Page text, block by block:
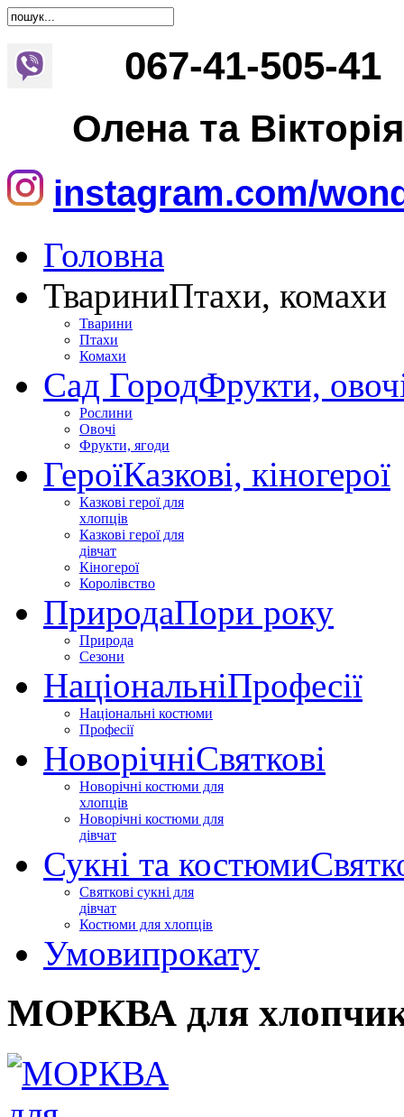
067-41-505-41
Олена та Вікторія
instagram.com/
Головна
ТвариниПтахи, комахи
Тварини
Птахи
Комахи
Сад ГородФрукти,
Рослини
Овочі
Фрукти, ягоди
ГероїКазкові, кіногерої
Казкові герої для
хлопців
Казкові герої для
дівчат
Кіногерої
Королівство
ПриродаПори року
Природа
Сезони
НаціональніПрофесії
Національні костюми
Професії
НоворічніСвяткові
Новорічні костюми для
хлопців
Новорічні костюми для
дівчат
Сукні та костюми
Святкові сукні для
дівчат
Костюми для хлопців
Умовипрокату
МОРКВА для